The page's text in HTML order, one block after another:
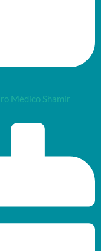
Médico Shamir